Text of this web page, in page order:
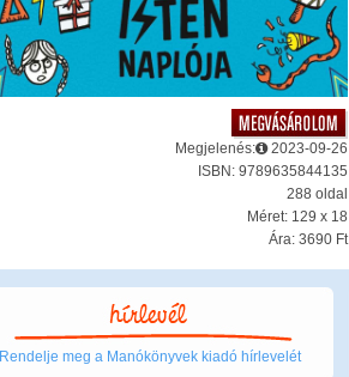
Megjelenés:
2023-09-26
ISBN: 9789635844135
288 oldal
Méret: 129 x 18
Ára: 3690 Ft
Rendelje meg a Manókönyvek kiadó hírlevelét